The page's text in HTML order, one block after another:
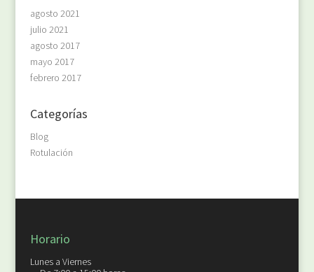
agosto 2021
julio 2021
agosto 2017
mayo 2017
febrero 2017
Categorías
Blog
Rotulación
Horario
Lunes a Viernes